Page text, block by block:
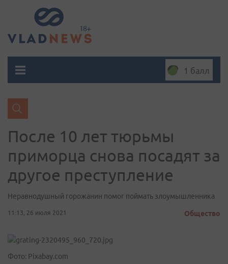
1 балл
После 10 лет тюрьмы
приморца снова посадят за
другое преступление
Неравнодушный горожанин помог поймать злоумышленника
11:13, 26 июля 2021 Общество
Фото: Pixabay.com